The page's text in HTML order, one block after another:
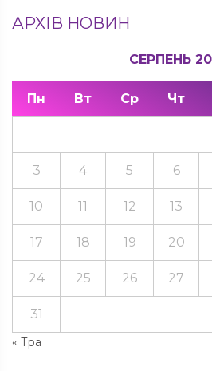
АРХІВ НОВИН
СЕРПЕНЬ
Пн Вт Ср Чт
« Тра
3 4 5 6
10 11 12 13
17 18 19 20
24 25 26 27
31